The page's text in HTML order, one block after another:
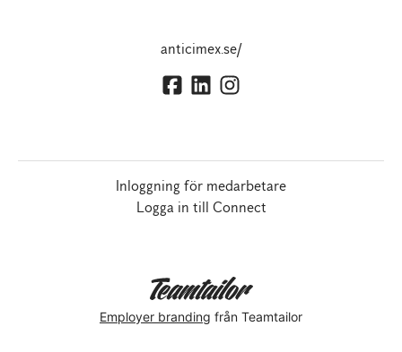
anticimex.se/
Inloggning för medarbetare
Logga in till Connect
Employer branding från Teamtailor